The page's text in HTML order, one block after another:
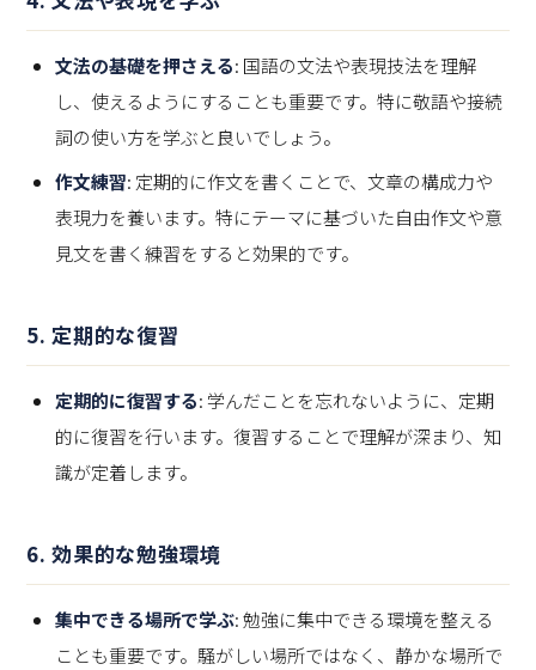
文法の基礎を押さえる: 国語の文法や表現技法を理解
し、使えるようにすることも重要です。特に敬語や接続
詞の使い方を学ぶと良いでしょう。
作文練習: 定期的に作文を書くことで、文章の構成力や
表現力を養います。特にテーマに基づいた自由作文や意
見文を書く練習をすると効果的です。
5. 定期的な復習
定期的に復習する: 学んだことを忘れないように、定期
的に復習を行います。復習することで理解が深まり、知
識が定着します。
6. 効果的な勉強環境
集中できる場所で学ぶ: 勉強に集中できる環境を整える
ことも重要です。騒がしい場所ではなく、静かな場所で